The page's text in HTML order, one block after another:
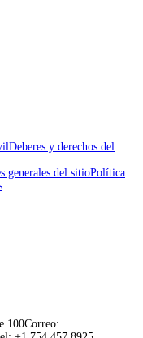
Deberes y derechos del
generales del sitioPolítica
100Correo: